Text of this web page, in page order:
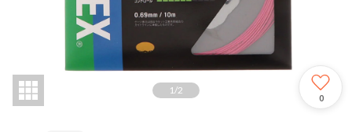
1 /2
0